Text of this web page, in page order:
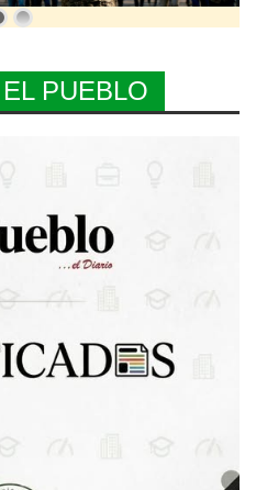
PUEBLO